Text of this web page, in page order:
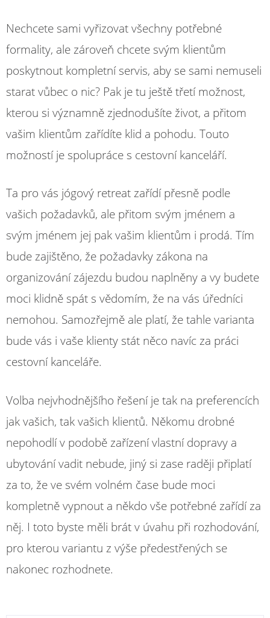
Nechcete sami vyřizovat všechny potřebné
formality, ale zároveň chcete svým klientům
poskytnout kompletní servis, aby se sami nemuseli
starat vůbec o nic? Pak je tu ještě třetí možnost,
kterou si významně zjednodušíte život, a přitom
vašim klientům zařídíte klid a pohodu. Touto
možností je spolupráce s cestovní kanceláří.
Ta pro vás jógový retreat zařídí přesně podle
vašich požadavků, ale přitom svým jménem a
svým jménem jej pak vašim klientům i prodá. Tím
bude zajištěno, že požadavky zákona na
organizování zájezdu budou naplněny a vy budete
moci klidně spát s vědomím, že na vás úředníci
nemohou. Samozřejmě ale platí, že tahle varianta
bude vás i vaše klienty stát něco navíc za práci
cestovní kanceláře.
Volba nejvhodnějšího řešení je tak na preferencích
jak vašich, tak vašich klientů. Někomu drobné
nepohodlí v podobě zařízení vlastní dopravy a
ubytování vadit nebude, jiný si zase raději připlatí
za to, že ve svém volném čase bude moci
kompletně vypnout a někdo vše potřebné zařídí za
něj. I toto byste měli brát v úvahu při rozhodování,
pro kterou variantu z výše předestřených se
nakonec rozhodnete.